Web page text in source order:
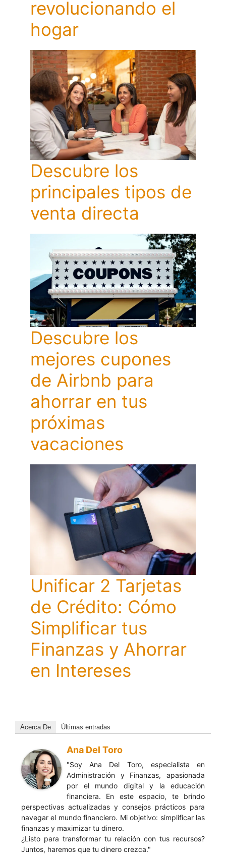
revolucionando el
hogar
Descubre los
principales tipos de
venta directa
Descubre los
mejores cupones
de Airbnb para
ahorrar en tus
próximas
vacaciones
Unificar 2 Tarjetas
de Crédito: Cómo
Simplificar tus
Finanzas y Ahorrar
en Intereses
Acerca De Últimas entradas
Ana Del Toro
"Soy Ana Del Toro, especialista en
Administración y Finanzas, apasionada
por el mundo digital y la educación
financiera. En este espacio, te brindo
perspectivas actualizadas y consejos prácticos para
navegar el mundo financiero. Mi objetivo: simplificar las
finanzas y maximizar tu dinero.
¿Listo para transformar tu relación con tus recursos?
Juntos, haremos que tu dinero crezca."